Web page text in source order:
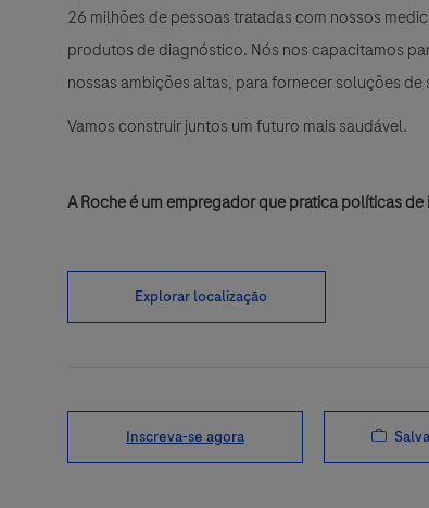
26 milhões de pessoas tratadas com nossos
produtos de diagnóstico. Nós nos capacitamos
nossas ambições altas, para fornecer soluções
Vamos construir juntos um futuro mais saudável.
A Roche é um empregador que pratica políticas
Explorar localização
Inscreva-se agora